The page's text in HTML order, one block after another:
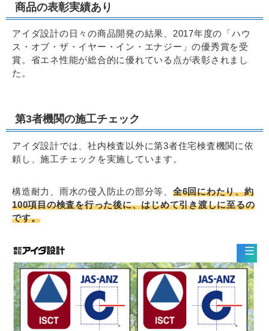
商品の表彰実績あり
アイダ設計の日々の商品開発の結果、2017年度の「ハウ
ス・オブ・ザ・イヤー・イン・エナジー」の優秀賞を受
賞。省エネ性能が総合的に優れている点が表彰されまし
た。
第3者機関の施工チェック
アイダ設計では、社内検査以外に第3者住宅検査機関に依
頼し、施工チェックを実施しています。
構造耐力、雨水の侵入防止の部分等、 全6回にわたり、約
100項目の検査を行った後に、はじめて引き渡しに至るの
です。